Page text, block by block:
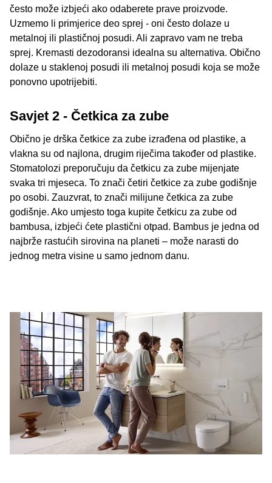
često može izbjeći ako odaberete prave proizvode.
Uzmemo li primjerice deo sprej - oni često dolaze u
metalnoj ili plastičnoj posudi. Ali zapravo vam ne treba
sprej. Kremasti dezodoransi idealna su alternativa. Obično
dolaze u staklenoj posudi ili metalnoj posudi koja se može
ponovno upotrijebiti.
Savjet 2 - Četkica za zube
Obično je drška četkice za zube izrađena od plastike, a
vlakna su od najlona, ​​drugim riječima također od plastike.
Stomatolozi preporučuju da četkicu za zube mijenjate
svaka tri mjeseca. To znači četiri četkice za zube godišnje
po osobi. Zauzvrat, to znači milijune četkica za zube
godišnje. Ako umjesto toga kupite četkicu za zube od
bambusa, izbjeći ćete plastični otpad. Bambus je jedna od
najbrže rastućih sirovina na planeti – može narasti do
jednog metra visine u samo jednom danu.